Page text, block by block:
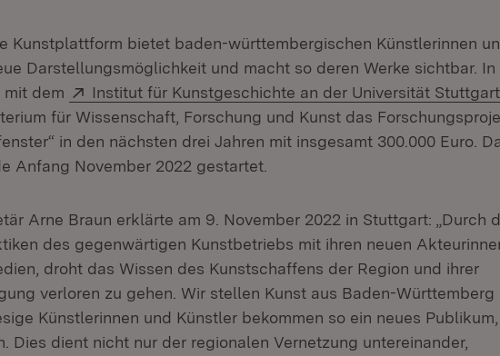
Kunstplattform bietet baden-württembergischen Künstlerinnen
Darstellungsmöglichkeit und macht so deren Werke sichtbar. In
mit dem
Extern:
Institut für Kunstgeschichte an der Universität Stuttgart
für Wissenschaft, Forschung und Kunst das
in den nächsten drei Jahren mit insgesamt 300.000 Euro.
Anfang November 2022 gestartet.
Arne Braun erklärte am 9. November 2022 in Stuttgart: „Durch
des gegenwärtigen Kunstbetriebs mit ihren neuen
droht das Wissen des Kunstschaffens der Region und ihrer
verloren zu gehen. Wir stellen Kunst aus Baden-Württemberg
Künstlerinnen und Künstler bekommen so ein neues Publikum,
Dies dient nicht nur der regionalen Vernetzung untereinander,